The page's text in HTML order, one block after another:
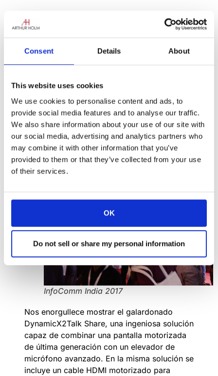
Consent Details About
This website uses cookies
We use cookies to personalise content and ads, to
provide social media features and to analyse our traffic.
We also share information about your use of our site with
our social media, advertising and analytics partners who
may combine it with other information that you’ve
provided to them or that they’ve collected from your use
of their services.
OK
Do not sell or share my personal information
próxima ediciónde InfoComm India
Mumbai. Se trata del mayor y más importante
evento de la India para integradores de
sistemas audiovisuales, consultores y
fabricantes. La feria se celebrará en el
Centro de Exposiciones de Bombay del26
al28de septiembre de 2017.
InfoComm India 2017
Nos enorgullece mostrar el galardonado
DynamicX2Talk Share, una ingeniosa solución
capaz de combinar una pantalla motorizada
de última generación con un elevador de
micrófono avanzado. En la misma solución se
incluye un cable HDMI motorizado para